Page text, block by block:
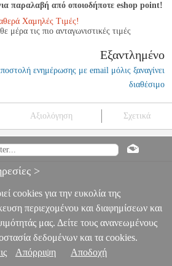
παραλαβή από οποιοδήποτε eshop point!
Χαμηλές Τιμές!
μέρα τις πιο ανταγωνιστικές τιμές
Εξαντλημένο
ενημέρωσης με email μόλις ξαναγίνει
διαθέσιμο
Αξιολόγηση Σχετικά
ΘΗΚΗ SPIGEN
0
>
cookies για την ευκολία της
περιεχομένου και διαφημίσεων και
μας. Δείτε τους ανανεωμένους
δεδομένων και τα cookies.
Απόρριψη Αποδοχή